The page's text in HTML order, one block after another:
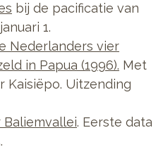
bij de pacificatie van
1.
Nederlanders vier
in Papua (1996). Met
Kaisiëpo. Uitzending
. Eerste data